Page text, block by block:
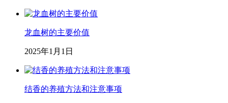
龙血树的主要价值
2025年1月1日
结香的养殖方法和注意事项